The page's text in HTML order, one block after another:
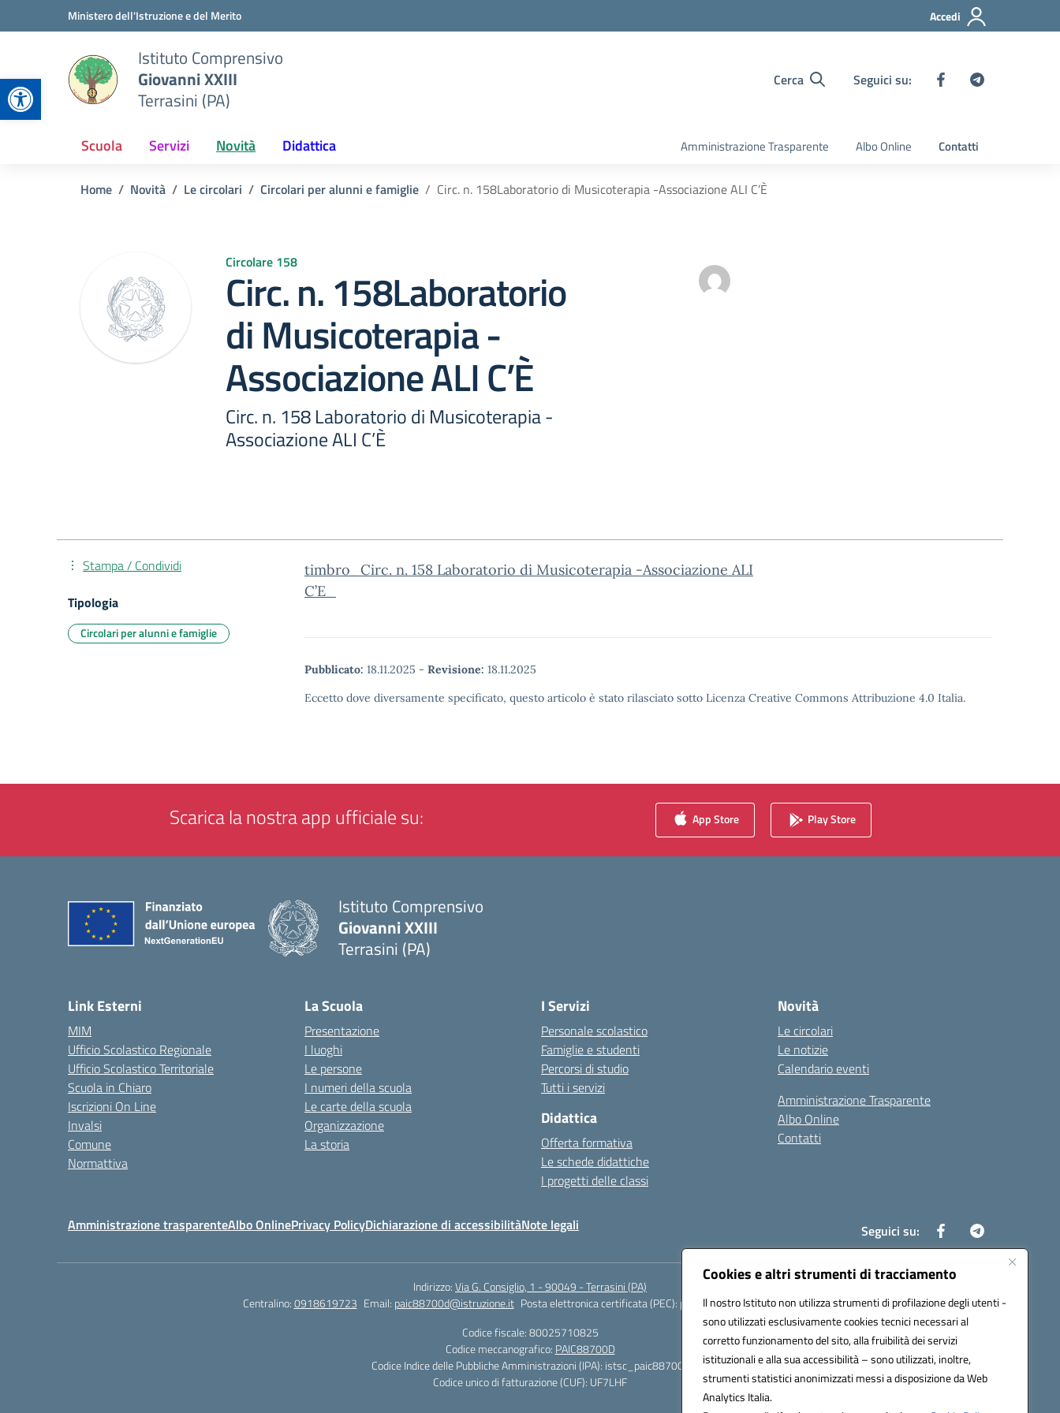
Apri la barra degli strumenti
Cookies e altri strumenti di tracciamento
Il nostro Istituto non utilizza strumenti di profilazione degli utenti -
sono utilizzati esclusivamente cookies tecnici necessari al
corretto funzionamento del sito, alla fruibilità dei servizi
istituzionali e alla sua accessibilità – sono utilizzati, inoltre,
strumenti statistici anonimizzati messi a disposizione da Web
Analytics Italia.
Vai ai contenuti
Vai al menu di navigazioneMinistero dell'Istruzione e del Merito Accedi
Istituto Comprensivo
Giovanni XXIII
Terrasini (PA)
Cerca Seguici su:
Scuola Servizi Novità Didattica Amministrazione Trasparente Albo Online Contatti
Home Novità Le circolari Circolari per alunni e famiglie Circ. n. 158Laboratorio di Musicoterapia -Associazione ALI C’È
Circolare 158
Circ. n. 158Laboratorio
di Musicoterapia -
Associazione ALI C’È
Circ. n. 158 Laboratorio di Musicoterapia -
Associazione ALI C’È
timbro_Circ. n. 158 Laboratorio di Musicoterapia -Associazione ALI
C’E_
Pubblicato: 18.11.2025 - Revisione: 18.11.2025
Eccetto dove diversamente specificato, questo articolo è stato rilasciato sotto Licenza Creative Commons Attribuzione 4.0 Italia.
Stampa / Condividi
Tipologia
Circolari per alunni e famiglie
Scarica la nostra app ufficiale su: App Store Play Store
Istituto Comprensivo
Giovanni XXIII
Terrasini (PA)
Link Esterni
MIM
Ufficio Scolastico Regionale
Ufficio Scolastico Territoriale
Scuola in Chiaro
Iscrizioni On Line
Invalsi
Comune
Normattiva
La Scuola
Presentazione
I luoghi
Le persone
I numeri della scuola
Le carte della scuola
Organizzazione
La storia
I Servizi
Personale scolastico
Famiglie e studenti
Percorsi di studio
Tutti i servizi
Didattica
Offerta formativa
Le schede didattiche
I progetti delle classi
Novità
Le circolari
Le notizie
Calendario eventi
Amministrazione Trasparente
Albo Online
Contatti
Amministrazione trasparenteAlbo OnlinePrivacy PolicyDichiarazione di accessibilitàNote legali Seguici su:
Indirizzo:Via G. Consiglio, 1 - 90049 - Terrasini (PA)
Centralino:0918619723 Email: paic88700d@istruzione.it Posta elettronica certificata (PEC): paic88700d@pec.istruzione.it
Codice fiscale: 80025710825
Codice meccanografico: PAIC88700D
Codice Indice delle Pubbliche Amministrazioni (IPA): istsc_paic88700d
Codice unico di fatturazione (CUF): UF7LHF